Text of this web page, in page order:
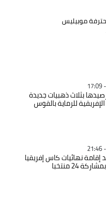
موبيليس
بثلاث ذهبيات جديدة
للرماية بالقوس
نهائيات كاس إفريقيا